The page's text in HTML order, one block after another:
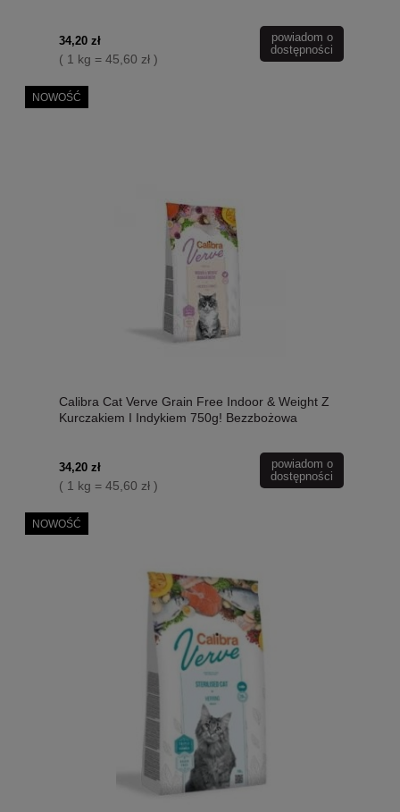
34,20 zł
( 1 kg = 45,60 zł )
powiadom o
dostępności
Calibra Cat Verve Grain Free Indoor & Weight Z
Kurczakiem I Indykiem 750g! Bezzbożowa
Zapotrzebowaniu Kalorycznym, Dodatek L-
Karnityny, DL-Metioniny i Małża Zielonego!
Nowość!
34,20 zł
( 1 kg = 45,60 zł )
powiadom o
dostępności
NOWOŚĆ
NOWOŚĆ